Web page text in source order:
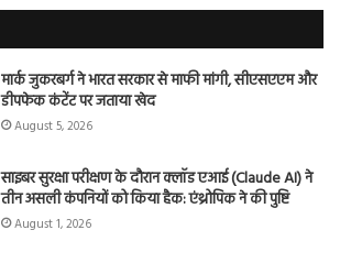
मार्क जुकरबर्ग ने भारत सरकार से माफी मांगी, सीएसएएम और
डीपफेक कंटेंट पर जताया खेद
August 5, 2026
साइबर सुरक्षा परीक्षण के दौरान क्लॉड एआई (Claude AI) ने
तीन असली कंपनियों को किया हैक: एंथ्रोपिक ने की पुष्टि
August 1, 2026